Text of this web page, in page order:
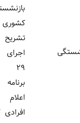
بازنشستگی
کشوری با
تشریح نحوه
اجرای ماده
۲۹ قانون
برنامه هفتم
اعلام کرد
افرادی که در